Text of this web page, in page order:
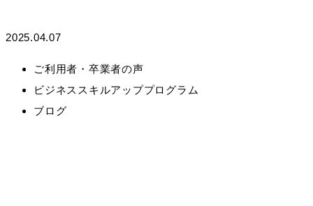
2025.04.07
ご利用者・卒業者の声
ビジネススキルアッププログラム
ブログ